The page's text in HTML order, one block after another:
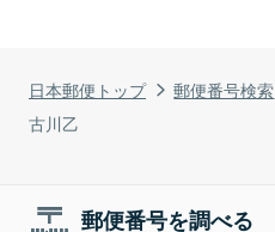
日本郵便トップ 郵便番号検索
古川乙
郵便番号を調べる